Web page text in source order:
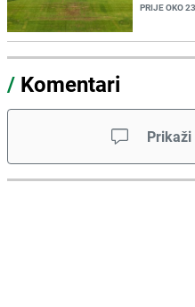
PRIJE OKO
/ Komentari